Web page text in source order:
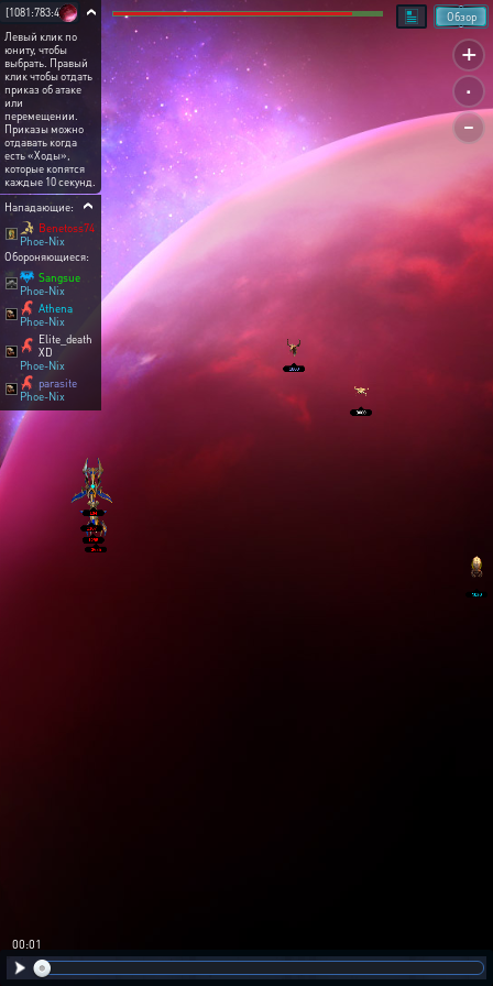
+
.
-
Обзор
[1081:783:4]
Левый клик по
юниту, чтобы
выбрать. Правый
клик чтобы отдать
приказ об атаке
или
перемещении.
Приказы можно
отдавать когда
есть «Ходы»,
которые копятся
каждые 10 секунд.
Нападающие:
Benetoss74
Phoe-Nix
Обороняющиеся:
Sangsue
Phoe-Nix
Athena
Phoe-Nix
Elite_death
XD
Phoe-Nix
parasite
Phoe-Nix
00:02